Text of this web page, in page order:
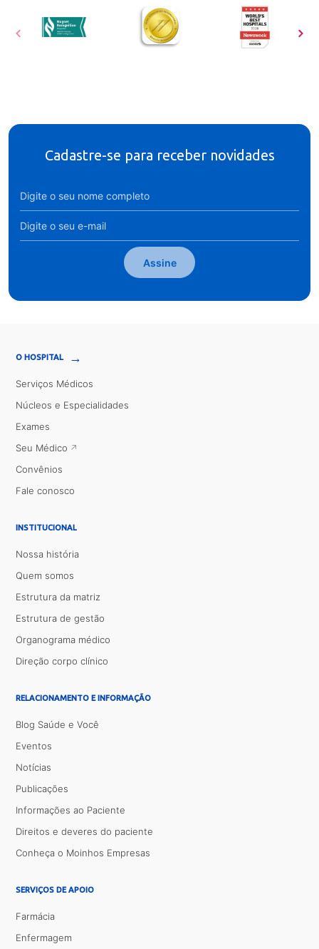
Cadastre-se para receber novidades
Assine
O HOSPITAL →
Serviços Médicos
Núcleos e Especialidades
Exames
Seu Médico
Convênios
Fale conosco
INSTITUCIONAL
Nossa história
Quem somos
Estrutura da matriz
Estrutura de gestão
Organograma médico
Direção corpo clínico
RELACIONAMENTO E INFORMAÇÃO
Blog Saúde e Você
Eventos
Notícias
Publicações
Informações ao Paciente
Direitos e deveres do paciente
Conheça o Moinhos Empresas
SERVIÇOS DE APOIO
Farmácia
Enfermagem